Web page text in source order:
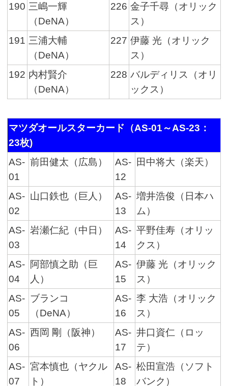
190 三嶋一輝
（DeNA）
226 金子千尋（オリック
ス）
191 三浦大輔
（DeNA）
227 伊藤 光（オリック
ス）
192 内村賢介
（DeNA）
228 バルディリス（オリ
ックス）
マツダオールスターカード（AS-01～AS-23：
23枚)
AS-
01
前田健太（広島）
AS-
12
田中将大（楽天）
AS-
02
山口鉄也（巨人）
AS-
13
増井浩俊（日本ハ
ム）
AS-
03
岩瀬仁紀（中日）
AS-
14
平野佳寿（オリッ
クス）
AS-
04
阿部慎之助（巨
人）
AS-
15
伊藤 光（オリック
ス）
AS-
05
ブランコ
（DeNA）
AS-
16
李 大浩（オリック
ス）
AS-
06
西岡 剛（阪神）
AS-
17
井口資仁（ロッ
テ）
AS-
07
宮本慎也（ヤクル
ト）
AS-
18
松田宣浩（ソフト
バンク）